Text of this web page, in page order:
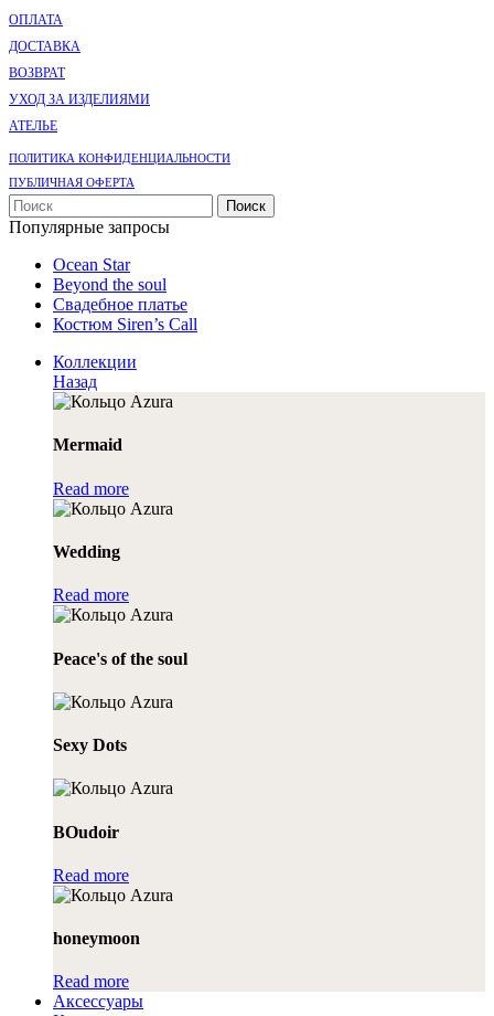
ОПЛАТА
ДОСТАВКА
ВОЗВРАТ
УХОД ЗА ИЗДЕЛИЯМИ
АТЕЛЬЕ
ПОЛИТИКА КОНФИДЕНЦИАЛЬНОСТИ
ПУБЛИЧНАЯ ОФЕРТА
Поиск
Популярные запросы
Ocean Star
Beyond the soul
Свадебное платье
Костюм Siren’s Call
Коллекции
Назад
Mermaid
Read more
Wedding
Read more
Peace's of the soul
Sexy Dots
BOudoir
Read more
honeymoon
Read more
Аксессуары